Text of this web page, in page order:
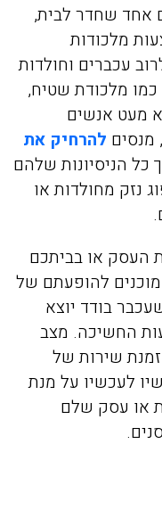
אחד שחדר לבית,
מלכודות
עכברים וחולדות
מלכודת שטיח,
מעט אנשים
מנסים להרחיק את
כל הניסיונות שלהם
נזק מחולדות או
העסק או בביתכם
להופעתם של
בודד יוצא
החשיכה. מצב
שירות של
לעכשיו על מנת
או עסק שלם